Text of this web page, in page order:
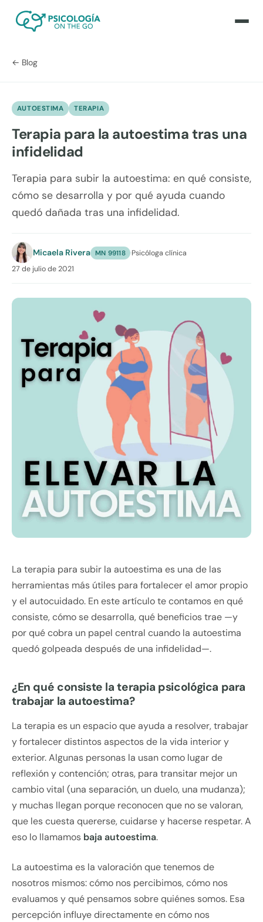
← Blog
AUTOESTIMA TERAPIA
Terapia para la autoestima tras una
infidelidad
Terapia para subir la autoestima: en qué consiste,
cómo se desarrolla y por qué ayuda cuando
quedó dañada tras una infidelidad.
Micaela Rivera MN 99118 ·Psicóloga clínica
27 de julio de 2021
La terapia para subir la autoestima es una de las
herramientas más útiles para fortalecer el amor propio
y el autocuidado. En este artículo te contamos en qué
consiste, cómo se desarrolla, qué beneficios trae —y
por qué cobra un papel central cuando la autoestima
quedó golpeada después de una infidelidad—.
¿En qué consiste la terapia psicológica para
trabajar la autoestima?
La terapia es un espacio que ayuda a resolver, trabajar
y fortalecer distintos aspectos de la vida interior y
exterior. Algunas personas la usan como lugar de
reflexión y contención; otras, para transitar mejor un
cambio vital (una separación, un duelo, una mudanza);
y muchas llegan porque reconocen que no se valoran,
que les cuesta quererse, cuidarse y hacerse respetar. A
eso lo llamamos baja autoestima.
La autoestima es la valoración que tenemos de
nosotros mismos: cómo nos percibimos, cómo nos
evaluamos y qué pensamos sobre quiénes somos. Esa
percepción influye directamente en cómo nos